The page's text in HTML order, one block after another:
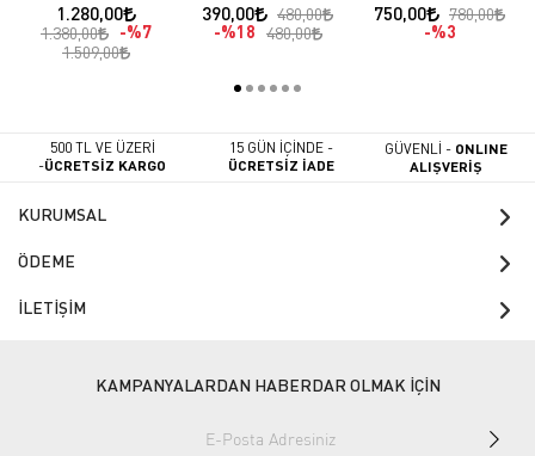
1.280,00
1.380,00
%7
1.509,00
390,00
480,00
%18 480,00
750,00
780,00
%3
500 TL VE ÜZERİ
-ÜCRETSİZ KARGO
15 GÜN İÇİNDE -
ÜCRETSİZ İADE
GÜVENLİ - ONLINE
ALIŞVERİŞ
KURUMSAL
ÖDEME
İLETİŞİM
KAMPANYALARDAN HABERDAR OLMAK İÇİN